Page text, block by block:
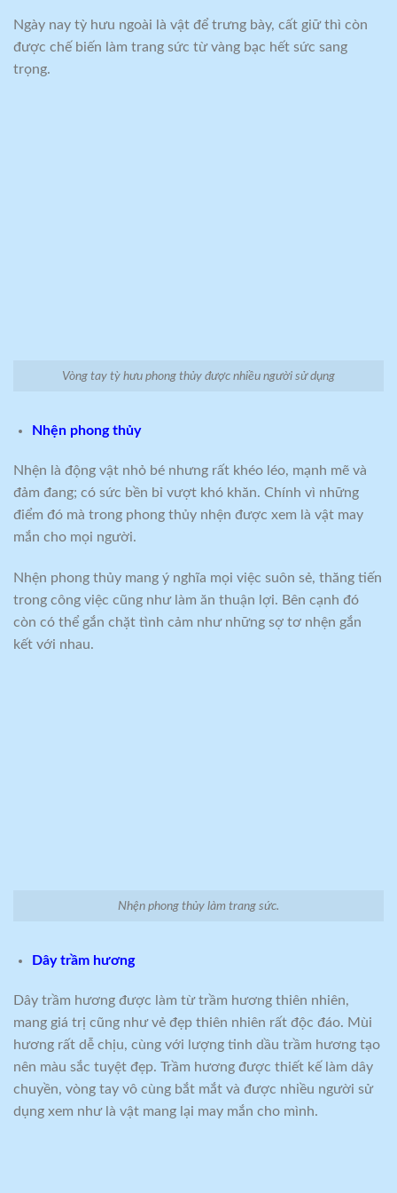
Ngày nay tỳ hưu ngoài là vật để trưng bày, cất giữ thì còn
được chế biến làm trang sức từ vàng bạc hết sức sang
trọng.
Vòng tay tỳ hưu phong thủy được nhiều người sử dụng
Nhện phong thủy
Nhện là động vật nhỏ bé nhưng rất khéo léo, mạnh mẽ và
đảm đang; có sức bền bỉ vượt khó khăn. Chính vì những
điểm đó mà trong phong thủy nhện được xem là vật may
mắn cho mọi người.
Nhện phong thủy mang ý nghĩa mọi việc suôn sẻ, thăng tiến
trong công việc cũng như làm ăn thuận lợi. Bên cạnh đó
còn có thể gắn chặt tình cảm như những sợ tơ nhện gắn
kết với nhau.
Nhện phong thủy làm trang sức.
Dây trầm hương
Dây trầm hương được làm từ trầm hương thiên nhiên,
mang giá trị cũng như vẻ đẹp thiên nhiên rất độc đáo. Mùi
hương rất dễ chịu, cùng với lượng tinh dầu trầm hương tạo
nên màu sắc tuyệt đẹp. Trầm hương được thiết kế làm dây
chuyền, vòng tay vô cùng bắt mắt và được nhiều người sử
dụng xem như là vật mang lại may mắn cho mình.